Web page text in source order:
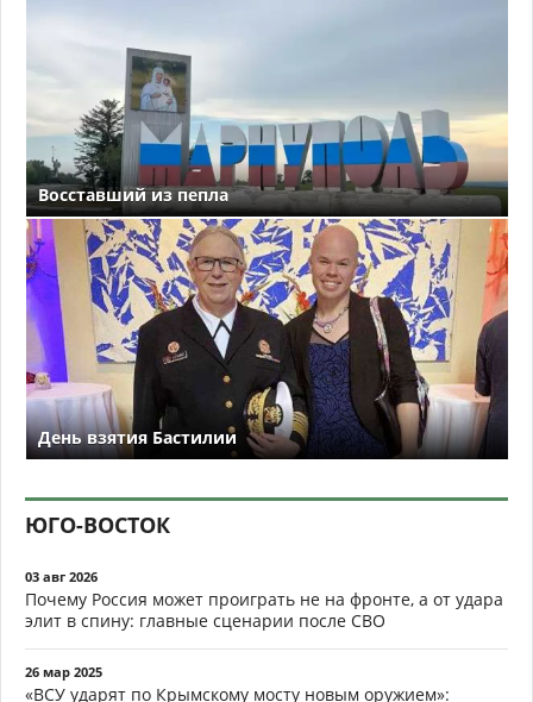
Восставший из пепла
День взятия Бастилии
ЮГО-ВОСТОК
03 авг 2026
Почему Россия может проиграть не на фронте, а от удара
элит в спину: главные сценарии после СВО
26 мар 2025
«ВСУ ударят по Крымскому мосту новым оружием»: